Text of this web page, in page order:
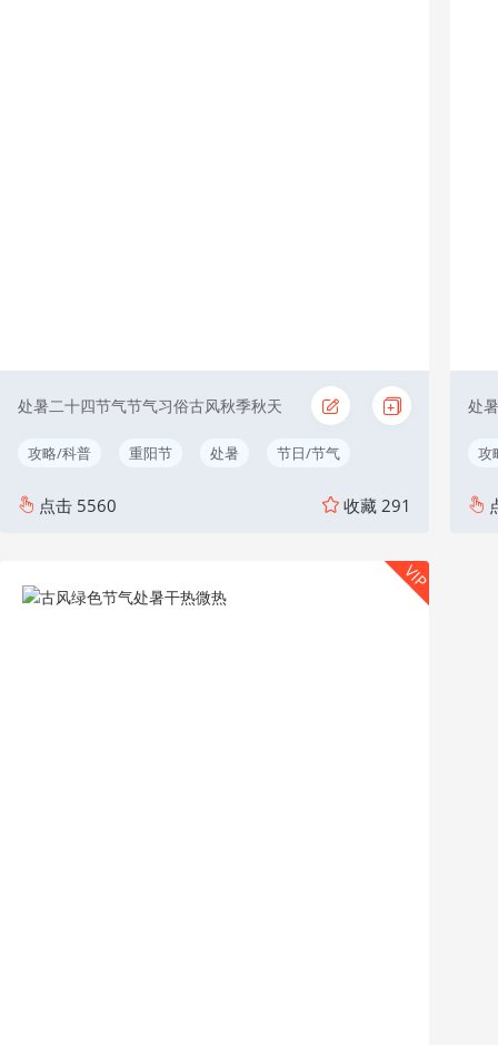
处暑二十四节气节气习俗古风秋季秋天
攻略/科普 重阳节 处暑 节日/节气
点击 5560 收藏 291
攻
VIP